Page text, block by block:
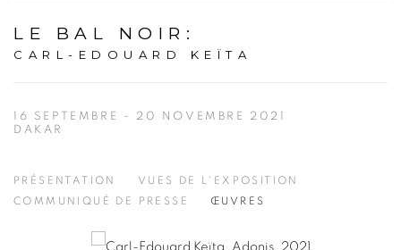
LE BAL NOIR :
CARL-EDOUARD KEÏTA
16 SEPTEMBRE - 20 NOVEMBRE 2021
DAKAR
PRÉSENTATION
VUES DE L'EXPOSITION
COMMUNIQUÉ DE PRESSE
ŒUVRES
Open a larger version of the following image in a popup: